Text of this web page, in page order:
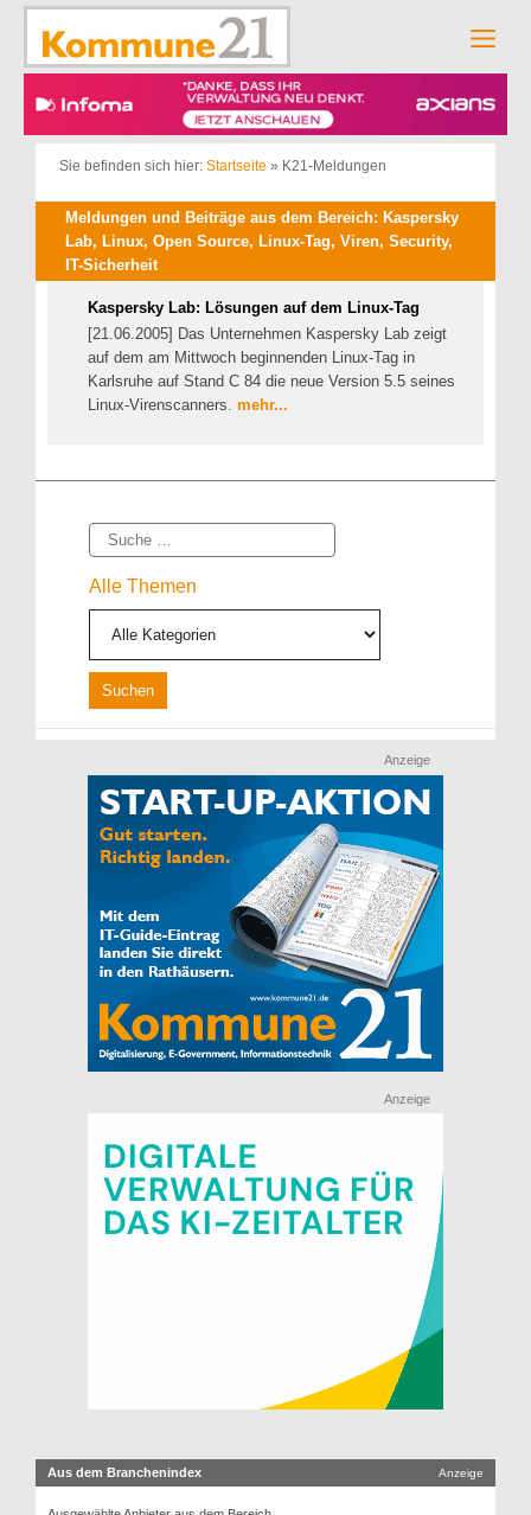
Zum
springen
Sie befinden sich hier: Startseite » K21-Meldungen
Meldungen und Beiträge aus dem Bereich: Kaspersky
Lab, Linux, Open Source, Linux-Tag, Viren, Security,
IT-Sicherheit
Kaspersky Lab: Lösungen auf dem Linux-Tag
[21.06.2005] Das Unternehmen Kaspersky Lab zeigt
auf dem am Mittwoch beginnenden Linux-Tag in
Karlsruhe auf Stand C 84 die neue Version 5.5 seines
Linux-Virenscanners. mehr...
Suche
Alle Themen
Anzeige
Anzeige
Aus dem Branchenindex Anzeige